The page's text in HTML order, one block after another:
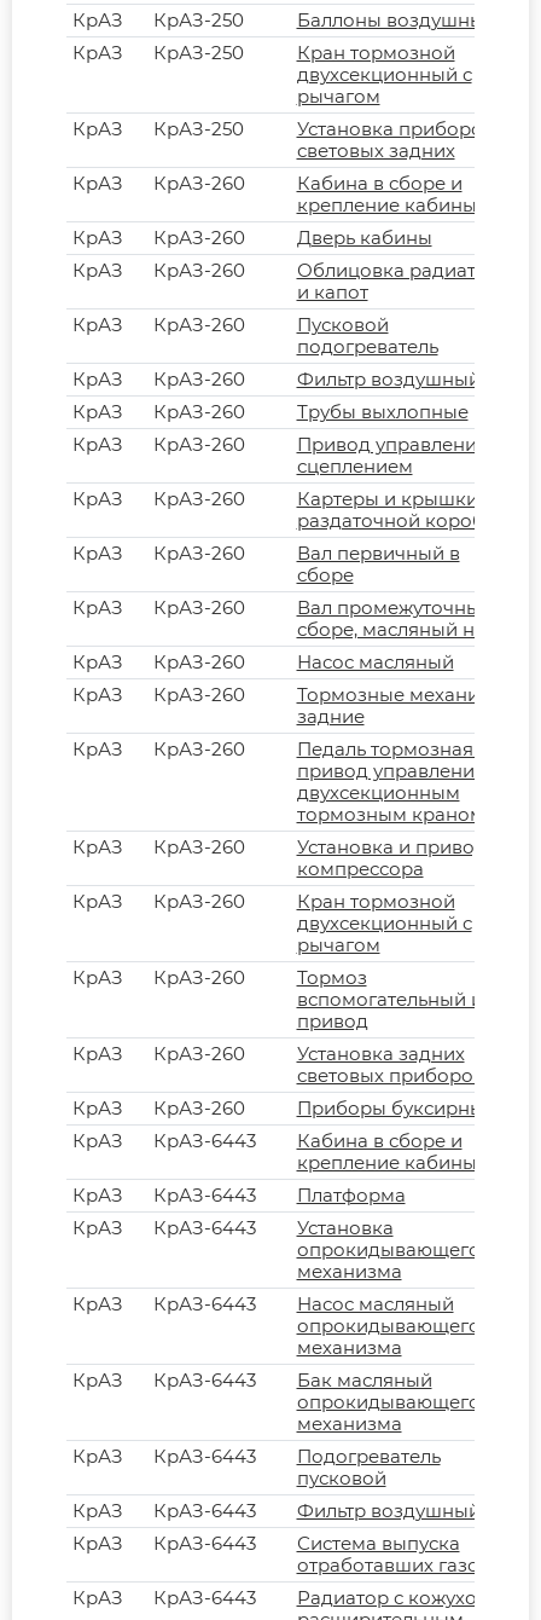
КрАЗ
КрАЗ-250
Баллоны воздушные
КрАЗ
КрАЗ-250
Кран тормозной
двухсекционный с
рычагом
КрАЗ
КрАЗ-250
Установка приборов
световых задних
КрАЗ
КрАЗ-260
Кабина в сборе и
крепление кабины
КрАЗ
КрАЗ-260
Дверь кабины
КрАЗ
КрАЗ-260
Облицовка радиатора
и капот
КрАЗ
КрАЗ-260
Пусковой
подогреватель
КрАЗ
КрАЗ-260
Фильтр воздушный
КрАЗ
КрАЗ-260
Трубы выхлопные
КрАЗ
КрАЗ-260
Привод управления
сцеплением
КрАЗ
КрАЗ-260
Картеры и крышки
раздаточной коробки
КрАЗ
КрАЗ-260
Вал первичный в
сборе
КрАЗ
КрАЗ-260
Вал промежуточный в
сборе, масляный насос
КрАЗ
КрАЗ-260
Насос масляный
КрАЗ
КрАЗ-260
Тормозные механизмы
задние
КрАЗ
КрАЗ-260
Педаль тормозная и
привод управления
двухсекционным
тормозным краном
КрАЗ
КрАЗ-260
Установка и привод
компрессора
КрАЗ
КрАЗ-260
Кран тормозной
двухсекционный с
рычагом
КрАЗ
КрАЗ-260
Тормоз
вспомогательный и
привод
КрАЗ
КрАЗ-260
Установка задних
световых приборов
КрАЗ
КрАЗ-260
Приборы буксирные
КрАЗ
КрАЗ-6443
Кабина в сборе и
крепление кабины
КрАЗ
КрАЗ-6443
Платформа
КрАЗ
КрАЗ-6443
Установка
опрокидывающего
механизма
КрАЗ
КрАЗ-6443
Насос масляный
опрокидывающего
механизма
КрАЗ
КрАЗ-6443
Бак масляный
опрокидывающего
механизма
КрАЗ
КрАЗ-6443
Подогреватель
пусковой
КрАЗ
КрАЗ-6443
Фильтр воздушный
КрАЗ
КрАЗ-6443
Система выпуска
отработавших газов
КрАЗ
КрАЗ-6443
Радиатор с кожухом и